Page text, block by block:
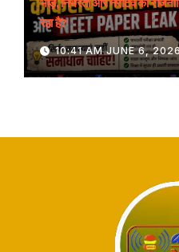
रहा है?
10:41 AM JUNE 6,